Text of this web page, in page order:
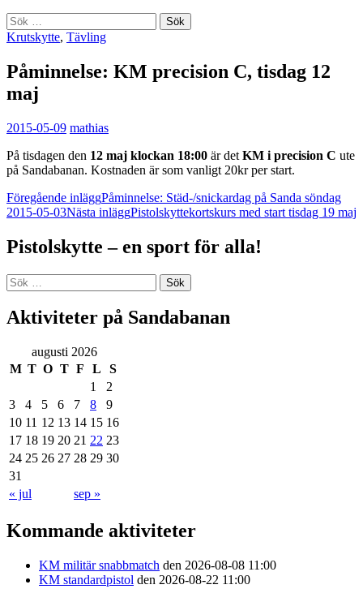
Sök
efter:
Krutskytte, Tävling
Påminnelse: KM precision C, tisdag 12
maj
2015-05-09 mathias
På tisdagen den 12 maj klockan 18:00 är det KM i precision C ute
på Sandabanan. Kostnaden är som vanligt 20kr per start.
Inläggsnavigering
Föregående inläggPåminnelse: Städ-/snickardag på Sanda söndag
2015-05-03Nästa inläggPistolskyttekortskurs med start tisdag 19 maj
Pistolskytte – en sport för alla!
Sök
efter:
Aktiviteter på Sandabanan
augusti 2026
M T O T F L
S
1
2
3
4 5 6 7 8
9
10 11 12 13 14 15 16
17 18 19 20 21 22 23
24 25 26 27 28 29 30
31
« jul
sep »
Kommande aktiviteter
KM militär snabbmatch den 2026-08-08 11:00
KM standardpistol den 2026-08-22 11:00